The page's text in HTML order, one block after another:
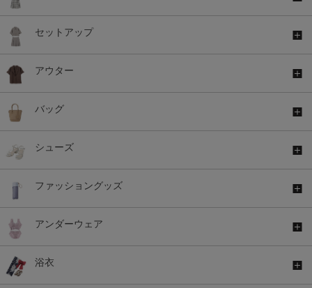
セットアップ
アウター
バッグ
シューズ
ファッショングッズ
アンダーウェア
浴衣